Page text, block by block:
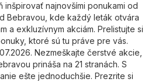
najnovšími ponukami od
Bebravou, kde každý leták otvára
a exkluzívnym akciám. Prelistujte si
ktoré sú tu práve pre vás.
Nezmeškajte čerstvé akcie,
prináša na 21 stranách. S
ešte jednoduchšie. Prezrite si